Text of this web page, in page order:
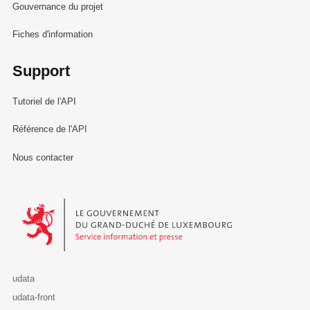
Gouvernance du projet
Fiches d'information
Support
Tutoriel de l'API
Référence de l'API
Nous contacter
Le Gouvernement du Grand-Duché de Luxembourg - Service
udata
udata-front